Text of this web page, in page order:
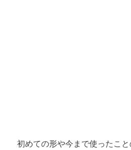
初めての形や今まで使ったこ